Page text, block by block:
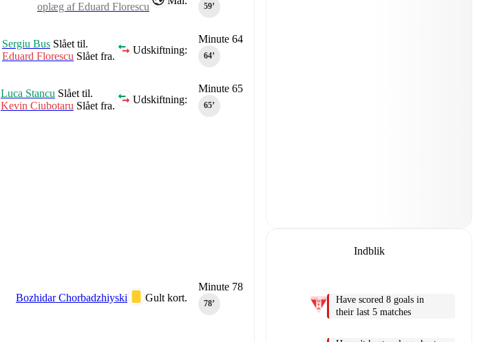
59‎’‎
oplæg af Eduard Florescu
Minute 64
64‎’‎
Udskiftning:
Sergiu Bus Slået til.
Eduard Florescu Slået fra.
Minute 65
65‎’‎
Udskiftning:
Luca Stancu Slået til.
Kevin Ciubotaru Slået fra.
Minute 78
78‎’‎
Gult kort.
Bozhidar Chorbadzhiyski
Indblik
Have scored 8 goals in
their last 5 matches